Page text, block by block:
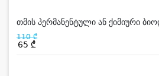
თმის პერმანენტული ან ქიმიური
110 ₾
65 ₾